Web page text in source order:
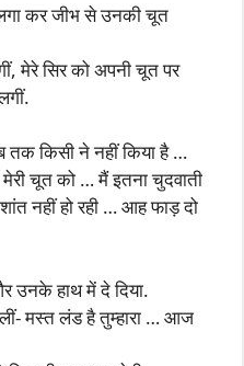
कर जीभ से उनकी चूत
मेरे सिर को अपनी चूत पर
किसी ने नहीं किया है …
चूत को … मैं इतना चुदवाती
नहीं हो रही … आह फाड़ दो
उनके हाथ में दे दिया.
मस्त लंड है तुम्हारा … आज